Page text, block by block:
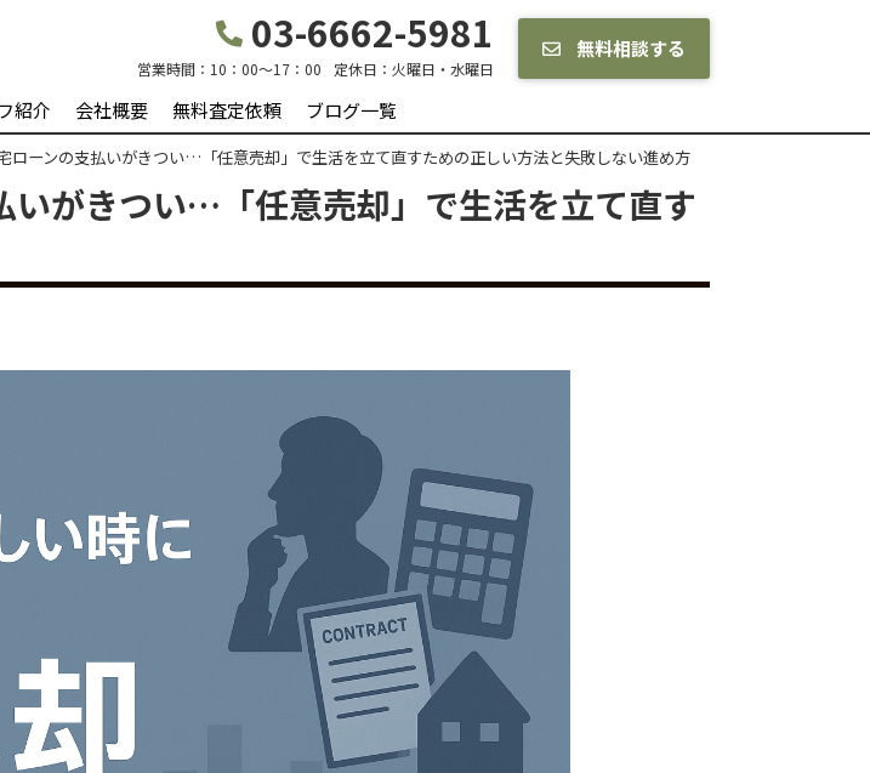
03-6662-5981
営業時間： 10：00～17：00 定休日： 火曜日・水曜日
無料相談する
紹介 会社概要 無料査定依頼 ブログ一覧
ローンの支払いがきつい…「任意売却」で生活を立て直すための正しい方法と失敗しない進め方
いがきつい…「任意売却」で生活を立て直す